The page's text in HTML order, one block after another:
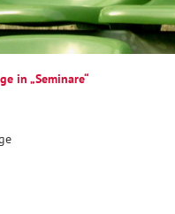
in „Seminare“